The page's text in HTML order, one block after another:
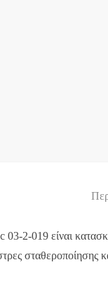
2-019 είναι
σταθεροποίησης